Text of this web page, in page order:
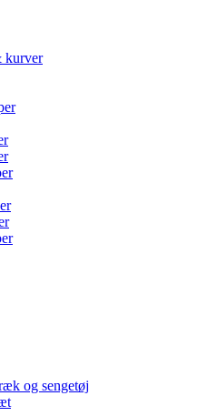
kurver
og sengetøj